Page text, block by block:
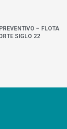
– FLOTA
SIGLO 22